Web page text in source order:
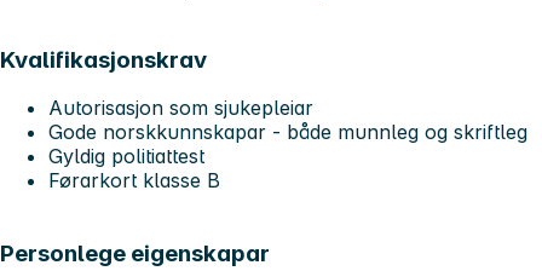
Kvalifikasjonskrav
Autorisasjon som sjukepleiar
Gode norskkunnskapar - både munnleg og skriftleg
Gyldig politiattest
Førarkort klasse B
Personlege eigenskapar